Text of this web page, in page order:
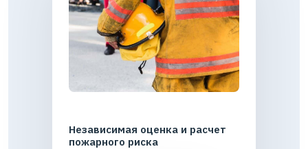
Независимая оценка и расчет
пожарного риска